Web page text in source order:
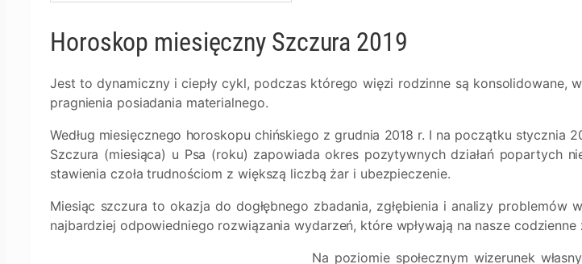
Horoskop miesięczny Szczura 2019
Jest to dynamiczny i ciepły cykl, podczas którego więzi rodzinne są konsolidowane,
pragnienia posiadania materialnego.
Według miesięcznego horoskopu chińskiego z grudnia 2018 r. I na początku stycznia
Szczura (miesiąca) u Psa (roku) zapowiada okres pozytywnych działań popartych
stawienia czoła trudnościom z większą liczbą żar i ubezpieczenie.
Miesiąc szczura to okazja do dogłębnego zbadania, zgłębienia i analizy problemów
najbardziej odpowiedniego rozwiązania wydarzeń, które wpływają na nasze codzienne
Na poziomie społecznym wizerunek